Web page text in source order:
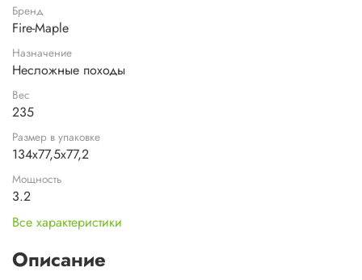
Бренд
Fire-Maple
Назначение
Несложные походы
Вес
235
Размер в упаковке
134х77,5х77,2
Мощность
3.2
Все характеристики
Описание